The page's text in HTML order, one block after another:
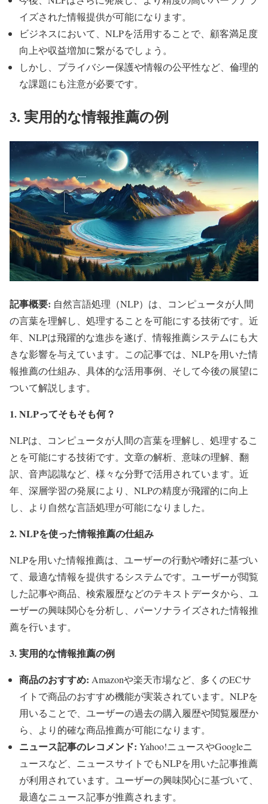
イズされた情報提供が可能になります。
ビジネスにおいて、NLPを活用することで、顧客満足度
向上や収益増加に繋がるでしょう。
しかし、プライバシー保護や情報の公平性など、倫理的
な課題にも注意が必要です。
3. 実用的な情報推薦の例
記事概要: 自然言語処理（NLP）は、コンピュータが人間
の言葉を理解し、処理することを可能にする技術です。近
年、NLPは飛躍的な進歩を遂げ、情報推薦システムにも大
きな影響を与えています。この記事では、NLPを用いた情
報推薦の仕組み、具体的な活用事例、そして今後の展望に
ついて解説します。
1. NLPってそもそも何？
NLPは、コンピュータが人間の言葉を理解し、処理するこ
とを可能にする技術です。文章の解析、意味の理解、翻
訳、音声認識など、様々な分野で活用されています。近
年、深層学習の発展により、NLPの精度が飛躍的に向上
し、より自然な言語処理が可能になりました。
2. NLPを使った情報推薦の仕組み
NLPを用いた情報推薦は、ユーザーの行動や嗜好に基づい
て、最適な情報を提供するシステムです。ユーザーが閲覧
した記事や商品、検索履歴などのテキストデータから、ユ
ーザーの興味関心を分析し、パーソナライズされた情報推
薦を行います。
3. 実用的な情報推薦の例
商品のおすすめ: Amazonや楽天市場など、多くのECサ
イトで商品のおすすめ機能が実装されています。NLPを
用いることで、ユーザーの過去の購入履歴や閲覧履歴か
ら、より的確な商品推薦が可能になります。
ニュース記事のレコメンド: Yahoo!ニュースやGoogleニ
ュースなど、ニュースサイトでもNLPを用いた記事推薦
が利用されています。ユーザーの興味関心に基づいて、
最適なニュース記事が推薦されます。